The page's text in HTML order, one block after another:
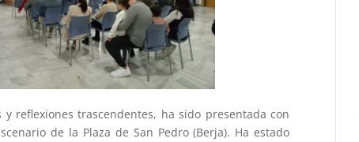
reflexiones trascendentes, ha sido presentada con
de la Plaza de San Pedro (Berja). Ha estado